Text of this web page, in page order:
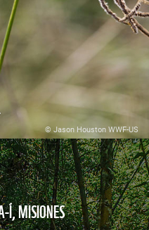
© Jason Houston WWF-US
Í, MISIONES